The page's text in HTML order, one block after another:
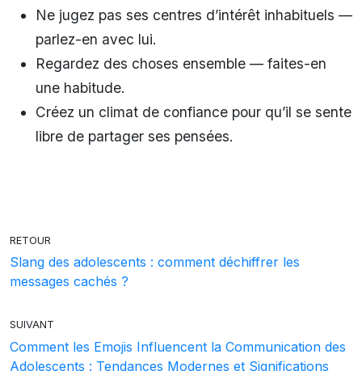
Ne jugez pas ses centres d’intérêt inhabituels —
parlez-en avec lui.
Regardez des choses ensemble — faites-en
une habitude.
Créez un climat de confiance pour qu’il se sente
libre de partager ses pensées.
RETOUR
Slang des adolescents : comment déchiffrer les
messages cachés ?
SUIVANT
Comment les Emojis Influencent la Communication des
Adolescents : Tendances Modernes et Significations